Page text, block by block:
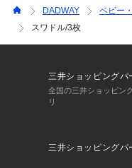
■STEP1.おくるみを三角
ます。この時、肩がおく
くるみの端を持って赤ち
巻き込みます。
※モロー反射は上半身に
DADWAY ベビー
スワドル/3枚
三井ショッピングパ
全国の三井ショッピン
リ
三井ショッピングパ